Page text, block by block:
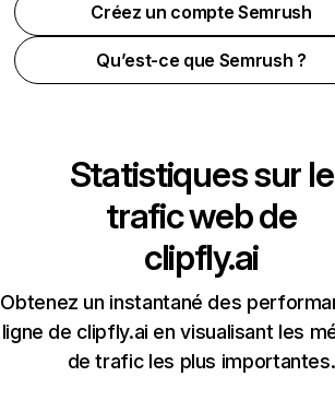
Créez un compte Semrush
Qu’est-ce que Semrush ?
Statistiques sur le
trafic web de
clipfly.ai
Obtenez un instantané des
ligne de clipfly.ai en visualisant les
de trafic les plus importantes.